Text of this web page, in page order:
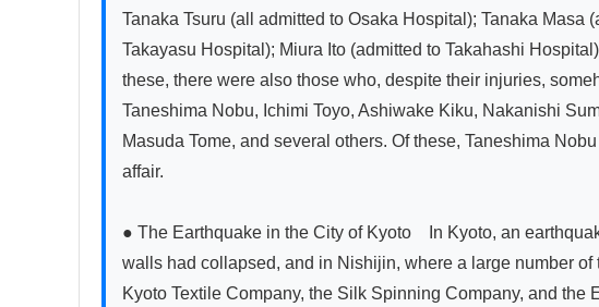
Tanaka Tsuru (all admitted to Osaka Hospital); Tanaka
Takayasu Hospital); Miura Ito (admitted to Takahashi
these, there were also those who, despite their injuries,
Taneshima Nobu, Ichimi Toyo, Ashiwake Kiku, Nakanishi
Masuda Tome, and several others. Of these, Taneshima
affair.
● The Earthquake in the City of Kyoto　In Kyoto, an
walls had collapsed, and in Nishijin, where a large number
Kyoto Textile Company, the Silk Spinning Company, and